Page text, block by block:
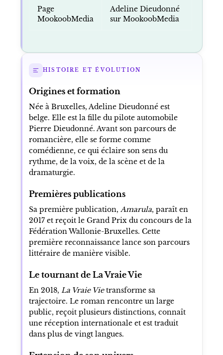
Page
MookoobMedia
Adeline Dieudonné
sur MookoobMedia
HISTOIRE ET ÉVOLUTION
Origines et formation
Née à Bruxelles, Adeline Dieudonné est
belge. Elle est la fille du pilote automobile
Pierre Dieudonné. Avant son parcours de
romancière, elle se forme comme
comédienne, ce qui éclaire son sens du
rythme, de la voix, de la scène et de la
dramaturgie.
Premières publications
Sa première publication, Amarula, paraît en
2017 et reçoit le Grand Prix du concours de la
Fédération Wallonie-Bruxelles. Cette
première reconnaissance lance son parcours
littéraire de manière visible.
Le tournant de La Vraie Vie
En 2018, La Vraie Vietransforme sa
trajectoire. Le roman rencontre un large
public, reçoit plusieurs distinctions, connaît
une réception internationale et est traduit
dans plus de vingt langues.